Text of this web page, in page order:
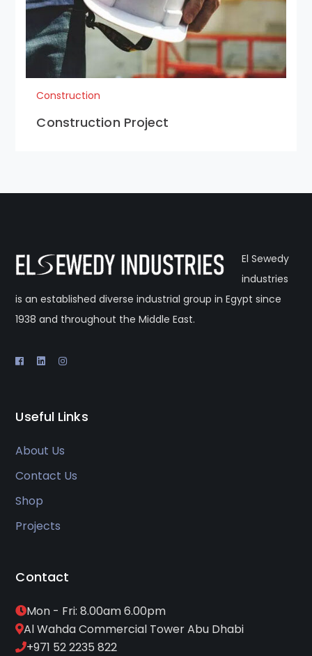
Construction
Construction Project
El Sewedy
industries
is an established diverse industrial group in Egypt since
1938 and throughout the Middle East.
Useful Links
About Us
Contact Us
Shop
Projects
Contact
Mon - Fri: 8.00am 6.00pm
Al Wahda Commercial Tower Abu Dhabi
+971 52 2235 822